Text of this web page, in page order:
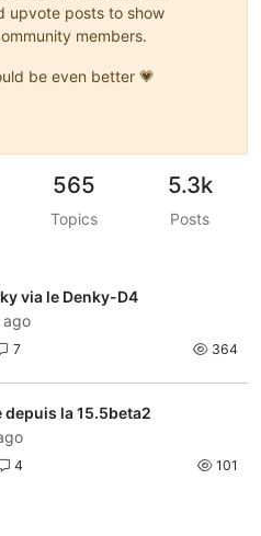
upvote posts to show
members.
be even better 💗
565
Topics
5.3k
Posts
via le Denky-D4
ago
7 364
la 15.5beta2
4 101